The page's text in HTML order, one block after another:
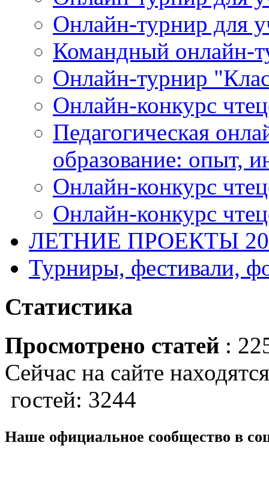
Онлайн-турнир
Командный онлайн-
Онлайн-турнир
Онлайн-конкурс
Педагогическая
образование: опыт,
Онлайн-конкурс
Онлайн-конкурс
ЛЕТНИЕ ПРОЕКТЫ
Турниры, фестивали,
Статистика
Просмотрено статей :
Сейчас на сайте
гостей: 3244
Наше официальное сообщество в